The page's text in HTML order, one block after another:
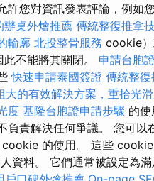
許您對資訊發表評論，例如
辦桌外燴推薦 傳統整復推拿
輪廓 北投整骨服務 cookie）
不能將其關閉。 申請台胞
快速申請泰國簽證 傳統整
大的有效解決方案，重拾光
度 基隆台胞證申請步驟 的
負責解決任何爭議。 您可以
的使用。 這些
資料。 它們通常被設定為